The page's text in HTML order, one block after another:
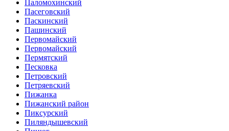
Паломохинский
Пасеговский
Паскинский
Пашинский
Первомайский
Первомайский
Пермятский
Песковка
Петровский
Петряевский
Пижанка
Пижанский район
Пиксурский
Пиляндышевский